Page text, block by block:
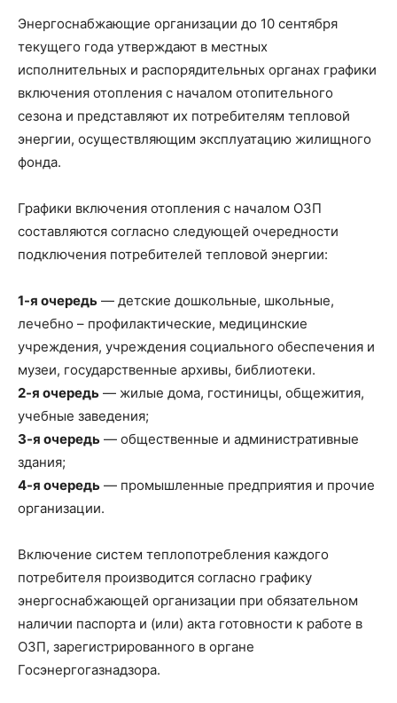
Энергоснабжающие организации до 10 сентября
текущего года утверждают в местных
исполнительных и распорядительных органах графики
включения отопления с началом отопительного
сезона и представляют их потребителям тепловой
энергии, осуществляющим эксплуатацию жилищного
фонда.
Графики включения отопления с началом ОЗП
составляются согласно следующей очередности
подключения потребителей тепловой энергии:
1-я очередь — детские дошкольные, школьные,
лечебно – профилактические, медицинские
учреждения, учреждения социального обеспечения и
музеи, государственные архивы, библиотеки.
2-я очередь — жилые дома, гостиницы, общежития,
учебные заведения;
3-я очередь — общественные и административные
здания;
4-я очередь — промышленные предприятия и прочие
организации.
Включение систем теплопотребления каждого
потребителя производится согласно графику
энергоснабжающей организации при обязательном
наличии паспорта и (или) акта готовности к работе в
ОЗП, зарегистрированного в органе
Госэнергогазнадзора.